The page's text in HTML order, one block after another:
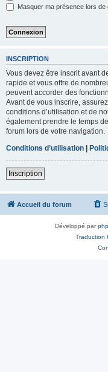
Masquer ma présence lors de
INSCRIPTION
Vous devez être inscrit avant
rapide et vous offre de
peuvent accorder des
Avant de vous inscrire,
conditions d’utilisation et de
également prendre le temps
forum lors de votre navigation.
Conditions d’utilisation |
Inscription
Accueil du forum
Développé par
Traduction